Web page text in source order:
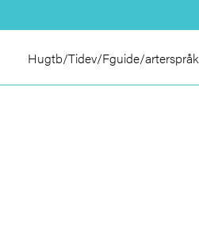
Hugtb/Tidev/Fguide/arterspråk